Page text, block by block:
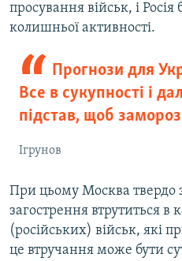
просування військ, і
колишньої активності.
Прогнози для
Все в сукупності і
підстав, щоб
Ігрунов
При цьому Москва твердо
загострення втрутиться в
(російських) військ, які
це втручання може бути